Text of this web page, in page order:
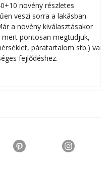
növény részletes
veszi sorra a lakásban
a növény kiválasztásakor
mert pontosan megtudjuk,
páratartalom stb.) van
fejlődéshez.